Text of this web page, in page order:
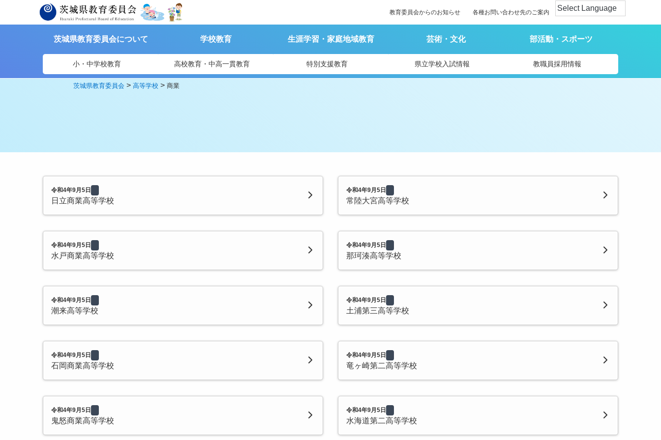
教育委員会からのお知らせ 各種お問い合わせ先のご案内
茨城県教育委員会について 学校教育 生涯学習・家庭地域教育 芸術・文化 部活動・スポーツ
小・中学校教育 高校教育・中高一貫教育 特別支援教育 県立学校入試情報 教職員採用情報
茨城県教育委員会 >高等学校 >商業
令和4年9月5日
日立商業高等学校
令和4年9月5日
常陸大宮高等学校
令和4年9月5日
水戸商業高等学校
令和4年9月5日
那珂湊高等学校
令和4年9月5日
潮来高等学校
令和4年9月5日
土浦第三高等学校
令和4年9月5日
石岡商業高等学校
令和4年9月5日
竜ヶ崎第二高等学校
令和4年9月5日
鬼怒商業高等学校
令和4年9月5日
水海道第二高等学校